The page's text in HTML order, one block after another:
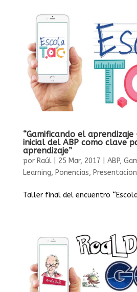
“Gamificando el
inicial del ABP como clave
aprendizaje”
por Raúl| 25 Mar, 2017 ABP,
Learning, Ponencias,
Taller final del encuentro “Escola